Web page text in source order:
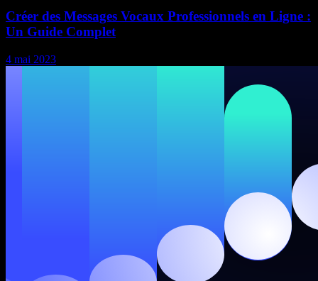
Créer des Messages Vocaux Professionnels en Ligne :
Un Guide Complet
4 mai 2023